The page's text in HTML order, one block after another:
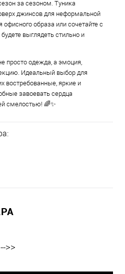
за сезоном. Туника
джинсов для неформальной
офисного образа или сочетайте с
выглядеть стильно и
просто одежда, а эмоция,
Идеальный выбор для
востребованные, яркие и
завоевать сердца
смелостью! 🌈✨
>>